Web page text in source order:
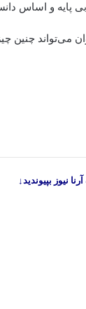
پایه و اساس
می‌تواند چنین
نیوز بپیوندید↓